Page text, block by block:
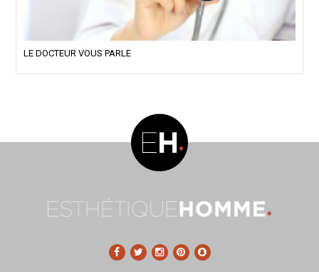
LE DOCTEUR VOUS PARLE